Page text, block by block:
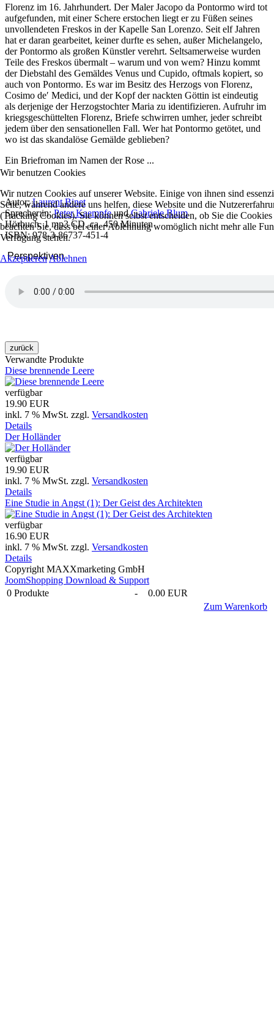
Florenz im 16. Jahrhundert. Der Maler Jacopo da Pontormo wird tot
aufgefunden, mit einer Schere erstochen liegt er zu Füßen seines
unvollendeten Freskos in der Kapelle San Lorenzo. Seit elf Jahren
hat er daran gearbeitet, keiner durfte es sehen, außer Michelangelo,
der Pontormo als großen Künstler verehrt. Seltsamerweise wurden
Teile des Freskos übermalt – warum und von wem? Hinzu kommt
der Diebstahl des Gemäldes Venus und Cupido, oftmals kopiert, so
auch von Pontormo. Es war im Besitz des Herzogs von Florenz,
Cosimo de′ Medici, und der Kopf der nackten Göttin ist eindeutig
als derjenige der Herzogstochter Maria zu identifizieren. Aufruhr im
kriegsgeschüttelten Florenz, Briefe schwirren umher, jeder schreibt
jedem über den sensationellen Fall. Wer hat Pontormo getötet, und
wo ist das skandalöse Gemälde geblieben?
Ein Briefroman im Namen der Rose ...
Autor:Laurent Binet
Sprecher:in:Peter KaempfeundGabriele Blum
Hörbuch, 1 mp3 CD, ca. 450 Minuten
ISBN: 978-3-86737-451-4
Perspektiven
Verwandte Produkte
Diese brennende Leere
verfügbar
19.90 EUR
inkl. 7 % MwSt. zzgl. Versandkosten
Details
Der Holländer
verfügbar
19.90 EUR
inkl. 7 % MwSt. zzgl. Versandkosten
Details
Eine Studie in Angst (1): Der Geist des Architekten
verfügbar
16.90 EUR
inkl. 7 % MwSt. zzgl. Versandkosten
Details
Copyright MAXXmarketing GmbH
JoomShopping Download & Support
0 Produkte -
0.00 EUR
Zum Warenkorb
Wir benutzen Cookies
Wir nutzen Cookies auf unserer Website. Einige von ihnen sind
Seite, während andere uns helfen, diese Website und die
(Tracking Cookies). Sie können selbst entscheiden, ob Sie die
beachten Sie, dass bei einer Ablehnung womöglich nicht mehr alle
Verfügung stehen.
AkzeptierenAblehnen